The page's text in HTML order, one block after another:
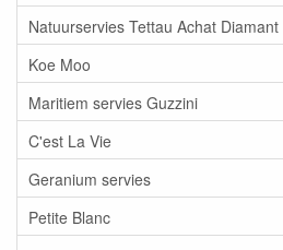
Natuurservies Tettau Achat
Koe Moo
Maritiem servies Guzzini
C'est La Vie
Geranium servies
Petite Blanc